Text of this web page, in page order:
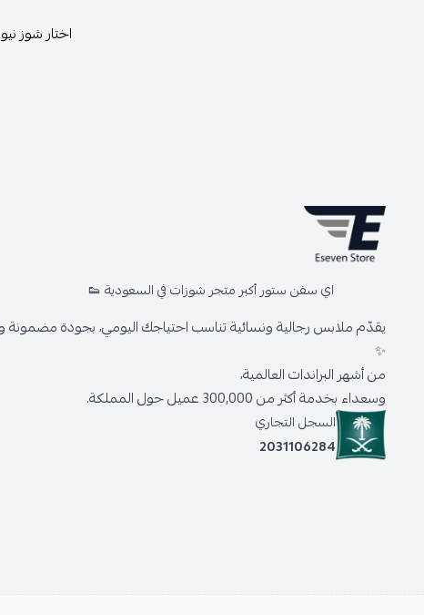
اختار شوز
اي سفن ستور أكبر متجر شوزات في السعودية 👟
يقدّم ملابس رجالية ونسائية تناسب احتياجك اليومي، بجودة مضمونة
✨
من أشهر البراندات العالمية،
وسعداء بخدمة أكثر من 300,000 عميل حول المملكة.
السجل التجاري
2031106284